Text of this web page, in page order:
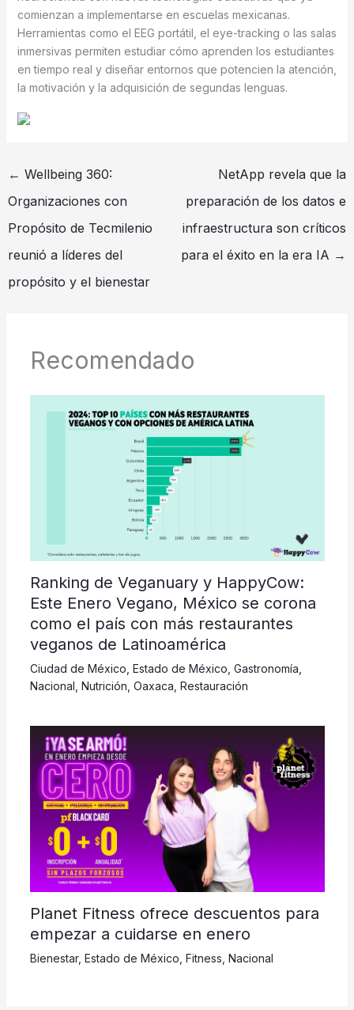
comienzan a implementarse en escuelas mexicanas.
Herramientas como el EEG portátil, el eye-tracking o las salas
inmersivas permiten estudiar cómo aprenden los estudiantes
en tiempo real y diseñar entornos que potencien la atención,
la motivación y la adquisición de segundas lenguas.
← Wellbeing 360:
Organizaciones con
Propósito de Tecmilenio
reunió a líderes del
propósito y el bienestar
NetApp revela que la
preparación de los datos e
infraestructura son críticos
para el éxito en la era IA →
Recomendado
Ranking de Veganuary y HappyCow:
Este Enero Vegano, México se corona
como el país con más restaurantes
veganos de Latinoamérica
Ciudad de México Estado de México Gastronomía
Nacional Nutrición Oaxaca Restauración
Planet Fitness ofrece descuentos para
empezar a cuidarse en enero
Bienestar, Estado de México Fitness Nacional